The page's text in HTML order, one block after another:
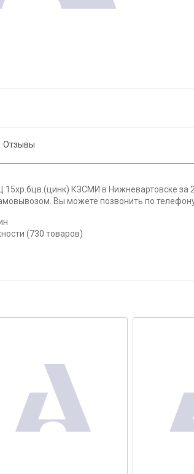
Отзывы
15хр.бцв.(цинк) КЗСМИ в Нижневартовске за
Вы можете позвонить по
(730 товаров)